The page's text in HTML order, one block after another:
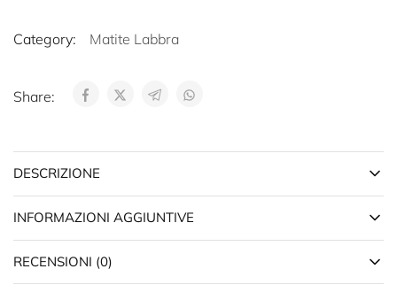
Category: Matite Labbra
Share:
DESCRIZIONE
INFORMAZIONI AGGIUNTIVE
RECENSIONI (0)